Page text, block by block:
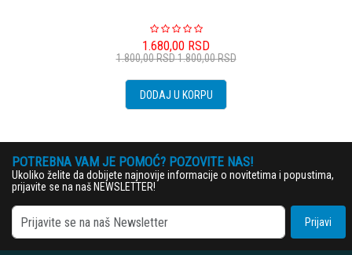
1.680,00 RSD
1.800,00RSD1.800,00RSD
DODAJ U KORPU
POTREBNA VAM JE POMOĆ? POZOVITE NAS!
Ukoliko želite da dobijete najnovije informacije o novitetima i popustima,
prijavite se na naš NEWSLETTER!
Prijavi